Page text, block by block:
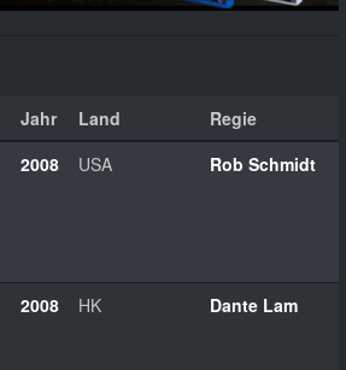
Jahr Land Regie
2008 USA Rob Schmidt
2008 HK Dante Lam